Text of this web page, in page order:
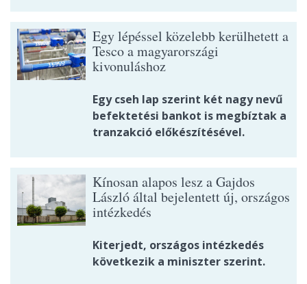
Egy lépéssel közelebb kerülhetett a
Tesco a magyarországi
kivonuláshoz
Egy cseh lap szerint két nagy nevű
befektetési bankot is megbíztak a
tranzakció előkészítésével.
Kínosan alapos lesz a Gajdos
László által bejelentett új, országos
intézkedés
Kiterjedt, országos intézkedés
következik a miniszter szerint.